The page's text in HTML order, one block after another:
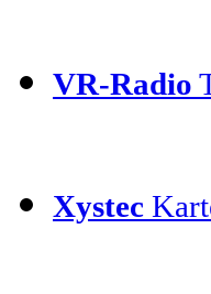
VR-Radio
Xystec